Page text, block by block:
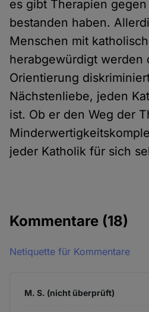
es gibt Therapien
bestanden haben.
Menschen mit
herabgewürdigt werden
Orientierung
Nächstenliebe, jeden
ist. Ob er den Weg der
jeder Katholik für sich
Kommentare (18)
Netiquette für Kommentare
M. S. (nicht überprüft)